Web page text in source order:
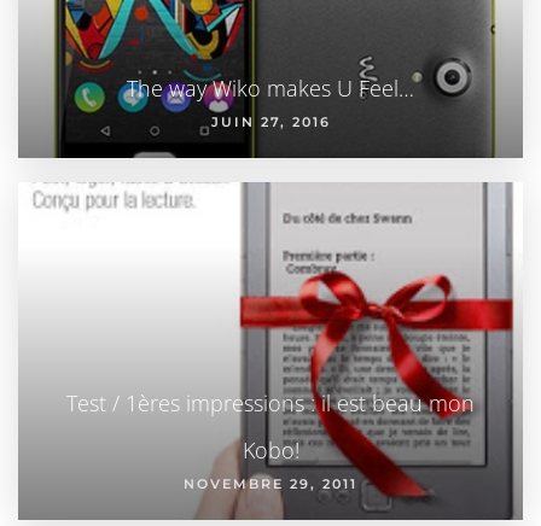
The way Wiko makes U Feel…
JUIN 27, 2016
Test / 1ères impressions : il est beau mon
Kobo!
NOVEMBRE 29, 2011